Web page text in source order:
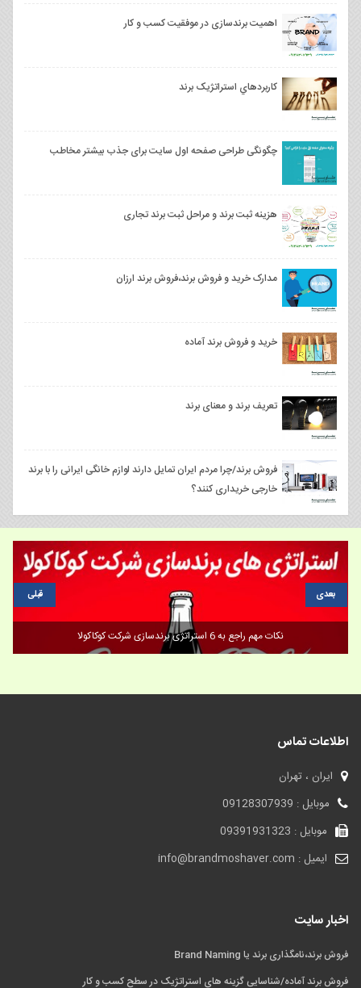
اهمیت برندسازی در موفقیت کسب و کار
کاربردهاي استراتژيک برند
چگونگی طراحی صفحه اول سایت برای جذب بیشتر مخاطب
هزینه ثبت برند و مراحل ثبت برند تجاری
مدارک خرید و فروش برند،فروش برند ارزان
خرید و فروش برند آماده
تعریف برند و معنای برند
فروش برند/چرا مردم ایران تمایل دارند لوازم خانگی ایرانی را با برند
خارجی خریداری کنند؟
نکات مهم راجع به 6 استراتژی برندسازی شرکت کوکاکولا
قبلی بعدی
اطلاعات تماس
ایران ، تهران
موبایل : 09128307939
موبایل : 09391931323
ایمیل : info@brandmoshaver.com
اخبار سایت
فروش برند،نامگذاری برند یا Brand Naming
فروش برند آماده/شناسایی گزینه های استراتژیک در سطح کسب و کار